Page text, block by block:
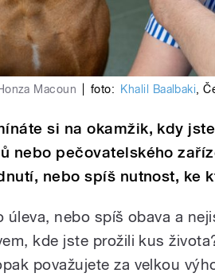
Macoun foto: Khalil Baalbaki,
si na okamžik, kdy
nebo pečovatelského
nebo spíš nutnost, ke
úleva, nebo spíš obava a
kde jste prožili kus
považujete za velkou